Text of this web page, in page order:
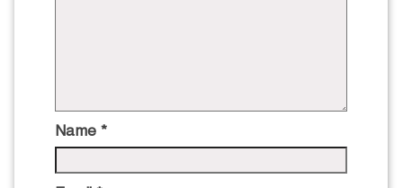
Name *